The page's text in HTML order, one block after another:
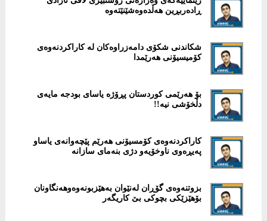
ڕادەربڕین هەڵدەوەشێنێتەوە
شكاندنی شكۆی دامەزراوەكان لە كاراكردنەوەی
كۆمیسیۆنی هەرێمدا
بۆ هەرێمى کوردستان پڕۆژە یاساى بودجە مایەى
دڵخۆشى نیە!!
كاراكردنەوەی كۆمسیۆنی هەرێم پێچەوانەی یاساو
پەیڕەوی ناوخۆیەو دژی بنەمای سازانە
بزوتنەوەی گۆڕان لەنێوان بەهێزبونەوەوهەنگاونان
بۆهێزێكی بچوكی بێ كاریگەر